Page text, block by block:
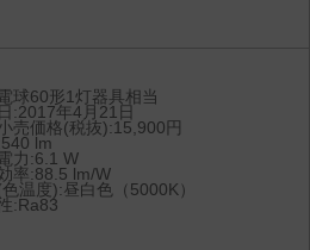
球60形1灯器具相当
:2017年4月21日
売価格(税抜):15,900円
lm
力:6.1 W
率:88.5 lm/W
温度):昼白色（5000K）
:Ra83